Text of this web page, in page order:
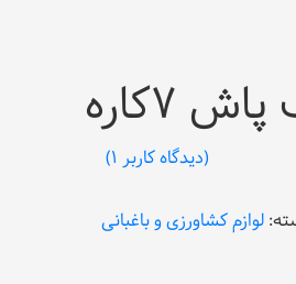
۷کاره
(دیدگاه کاربر 1
)
لوازم کشاورزی و باغبانی